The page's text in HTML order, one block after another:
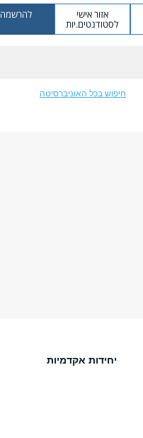
אזור אישי
לסטודנטים.יות
להרשמה
חיפוש בכל האוניברסיטה
יחידות אקדמיות